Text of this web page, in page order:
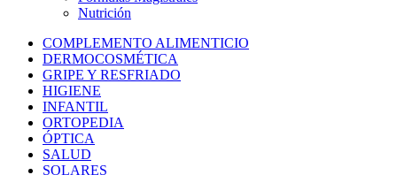
Nutrición
COMPLEMENTO ALIMENTICIO
DERMOCOSMÉTICA
GRIPE Y RESFRIADO
HIGIENE
INFANTIL
ORTOPEDIA
ÓPTICA
SALUD
SOLARES